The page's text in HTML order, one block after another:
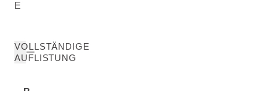
E
VOLLSTÄNDIGE
AUFLISTUNG